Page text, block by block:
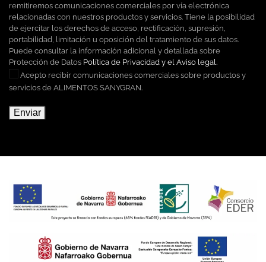
remitiremos comunicaciones comerciales por vía electrónica
relacionadas con nuestros productos y servicios. Tiene la posibilidad
de ejercitar los derechos de acceso, rectificación, supresión,
portabilidad, limitación u oposición del tratamiento de sus datos.
Puede consultar la información adicional y detallada sobre
Protección de Datos Política de Privacidad y el Aviso legal.
Acepto recibir comunicaciones comerciales sobre productos y
servicios de ALIMENTOS SANYGRAN.